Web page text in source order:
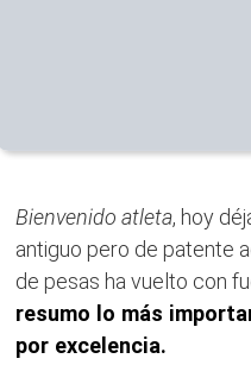
Bienvenido atleta, hoy
antiguo pero de patente
de pesas ha vuelto con
resumo lo más
por excelencia.